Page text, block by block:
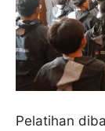
Pelatihan